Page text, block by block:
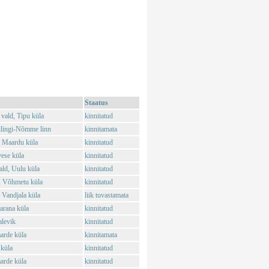
Staatus
Tipu küla
kinnitatud
Nõmme linn
kinnitamata
Maardu küla
kinnitatud
küla
kinnitatud
Uulu küla
kinnitatud
Võhmetu küla
kinnitatud
küla
liik tuvastamata
küla
kinnitatud
kinnitatud
küla
kinnitamata
kinnitatud
küla
kinnitatud